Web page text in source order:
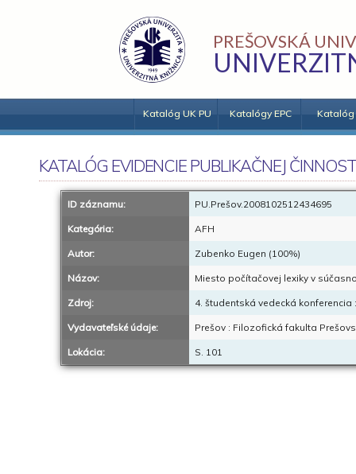
PREŠOVSKÁ
Katalóg UK PU Katalógy EPC Katalóg
KATALÓG EVIDENCIE PUBLIKAČNEJ
ID záznamu: PU.Prešov.2008102512434695
Kategória: AFH
Autor: Zubenko Eugen (100%)
Názov: Miesto počítačovej lexiky v
Zdroj: 4. študentská vedecká
Vydavateľské údaje: Prešov : Filozofická fakulta
Lokácia: S. 101